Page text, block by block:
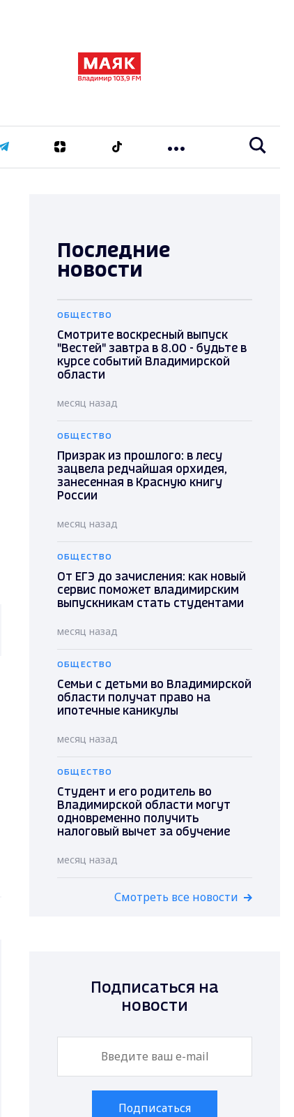
Последние
новости
ОБЩЕСТВО
Смотрите воскресный выпуск
"Вестей" завтра в 8.00 - будьте в
курсе событий Владимирской
области
месяц назад
ОБЩЕСТВО
Призрак из прошлого: в лесу
зацвела редчайшая орхидея,
занесенная в Красную книгу
России
месяц назад
ОБЩЕСТВО
От ЕГЭ до зачисления: как новый
сервис поможет владимирским
выпускникам стать студентами
месяц назад
ОБЩЕСТВО
Семьи с детьми во Владимирской
области получат право на
ипотечные каникулы
месяц назад
ОБЩЕСТВО
Студент и его родитель во
Владимирской области могут
одновременно получить
налоговый вычет за обучение
месяц назад
Смотреть все новости
Подписаться на
новости
Подписаться